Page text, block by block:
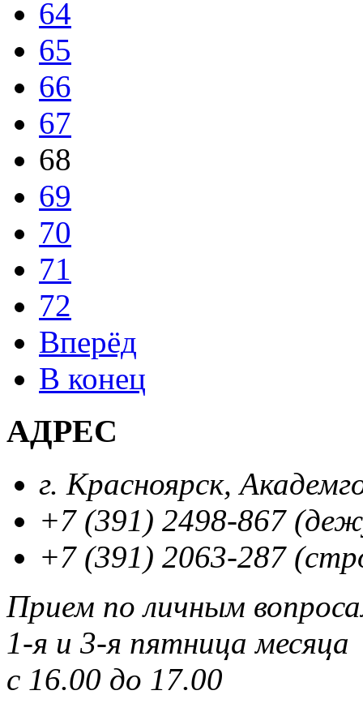
64
65
66
67
68
69
70
71
72
Вперёд
В конец
АДРЕС
г. Красноярск,
+7 (391) 2498-867
+7 (391) 2063-287
Прием по личным
1-я и 3-я пятница месяца
с 16.00 до 17.00